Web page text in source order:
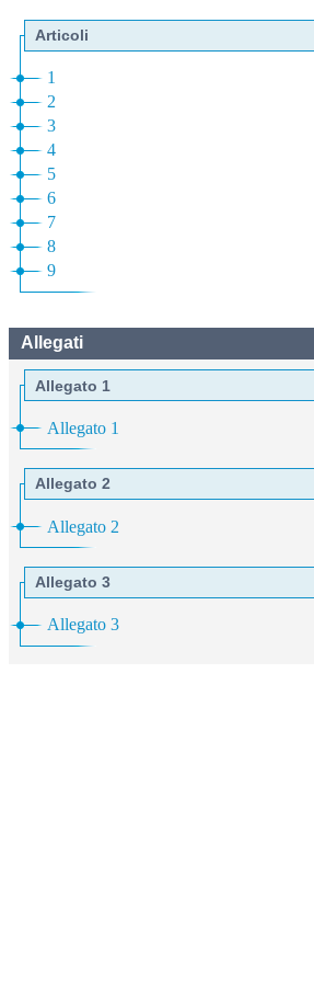
Articoli
1
2
3
4
5
6
7
8
9
Allegati
Allegato 1
Allegato 1
Allegato 2
Allegato 2
Allegato 3
Allegato 3